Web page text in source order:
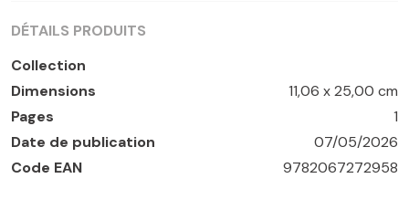
DÉTAILS PRODUITS
Collection
Dimensions
11,06 x 25,00 cm
Pages
1
Date de publication
07/05/2026
Code EAN
9782067272958